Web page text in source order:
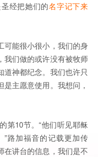
经把她们的名字记下来
可能很小很小，我们的身
我们做的或许没有被牧师
道神都纪念。我们也许只
主愿意使用。我想问，
第10节。“他们听见耶稣
路加福音的记载更加传
在讲台的信息，我们是不